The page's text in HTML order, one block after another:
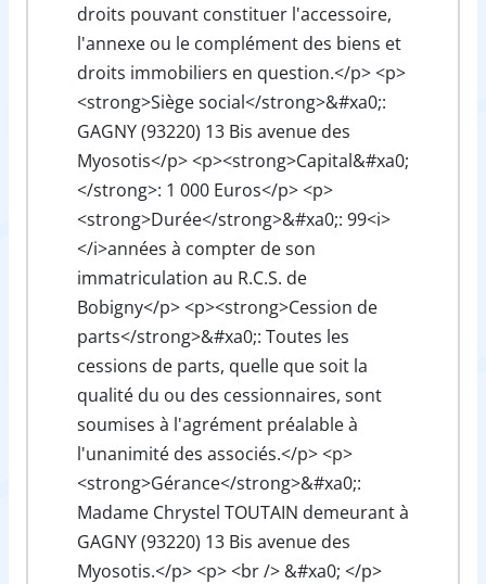
droits pouvant constituer l'accessoire,
l'annexe ou le complément des biens et
droits immobiliers en question.</p> <p>
<strong>Siège social</strong>&#xa0;:
GAGNY (93220) 13 Bis avenue des
Myosotis</p> <p><strong>Capital&#xa0;
</strong>: 1 000 Euros</p> <p>
<strong>Durée</strong>&#xa0;: 99<i>
</i>années à compter de son
immatriculation au R.C.S. de
Bobigny</p> <p><strong>Cession de
parts</strong>&#xa0;: Toutes les
cessions de parts, quelle que soit la
qualité du ou des cessionnaires, sont
soumises à l'agrément préalable à
l'unanimité des associés.</p> <p>
<strong>Gérance</strong>&#xa0;:
Madame Chrystel TOUTAIN demeurant à
GAGNY (93220) 13 Bis avenue des
Myosotis.</p> <p> <br /> &#xa0; </p>